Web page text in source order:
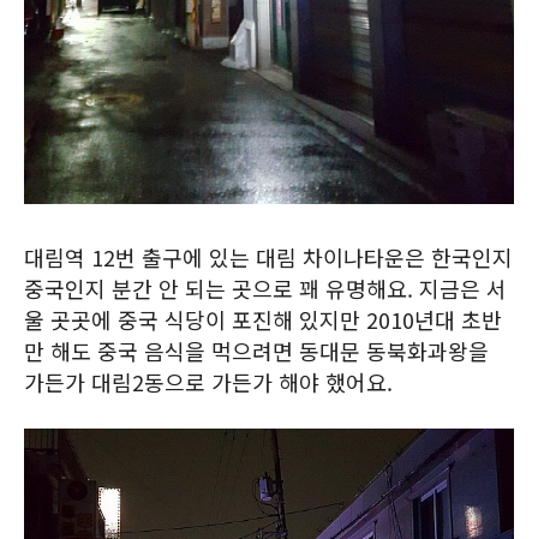
대림역 12번 출구에 있는 대림 차이나타운은 한국인지
중국인지 분간 안 되는 곳으로 꽤 유명해요. 지금은 서
울 곳곳에 중국 식당이 포진해 있지만 2010년대 초반
만 해도 중국 음식을 먹으려면 동대문 동북화과왕을
가든가 대림2동으로 가든가 해야 했어요.